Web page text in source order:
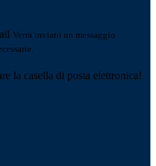
Verrà inviato un messaggio
la casella di posta elettronica!